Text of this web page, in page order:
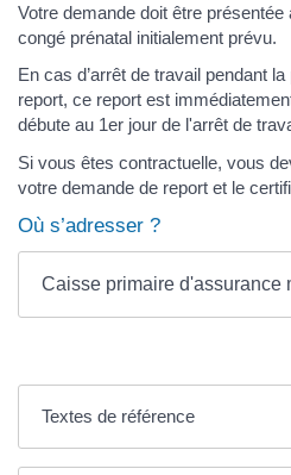
Votre demande doit être présentée
congé prénatal initialement prévu.
En cas d’arrêt de travail pendant
report, ce report est
débute au 1er jour de l'arrêt de
Si vous êtes contractuelle, vous
votre demande de report et le
Où s’adresser ?
Caisse primaire d'assurance
Textes de référence